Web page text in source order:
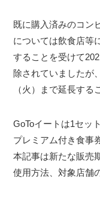
既に購入済みのコン
については飲食店等
することを受けて
除されていましたが
（火）まで延長する
GoToイートは1セッ
プレミアム付き食事
本記事は新たな販売
使用方法、対象店舗